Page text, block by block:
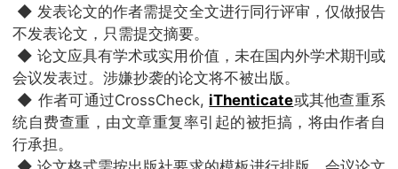
◆ 发表论文的作者需提交全文进行同行评审，仅做报告
不发表论文，只需提交摘要。
◆ 论文应具有学术或实用价值，未在国内外学术期刊或
会议发表过。涉嫌抄袭的论文将不被出版。
◆ 作者可通过CrossCheck, iThenticate或其他查重系
统自费查重，由文章重复率引起的被拒搞，将由作者自
行承担。